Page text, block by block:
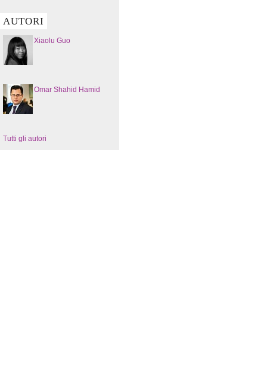
AUTORI
Xiaolu Guo
Omar Shahid Hamid
Tutti gli autori